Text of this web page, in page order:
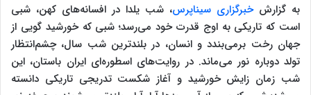
به گزارشخبرگزاری سیناپرس، شب یلدا در افسانه‌های کهن، شبی
است که تاریکی به اوج قدرت خود می‌رسد؛ شبی که خورشید گویی از
جهان رخت برمی‌بندد و انسان، در بلندترین شب سال، چشم‌انتظار
تولد دوباره نور می‌ماند. در روایت‌های اسطوره‌ای ایران باستان، این
شب زمان زایش خورشید و آغاز شکست تدریجی تاریکی دانسته